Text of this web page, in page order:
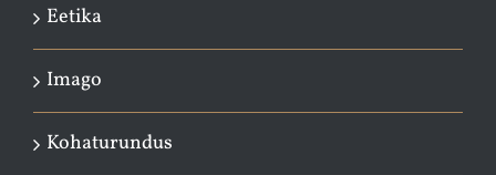
Eetika
Imago
Kohaturundus